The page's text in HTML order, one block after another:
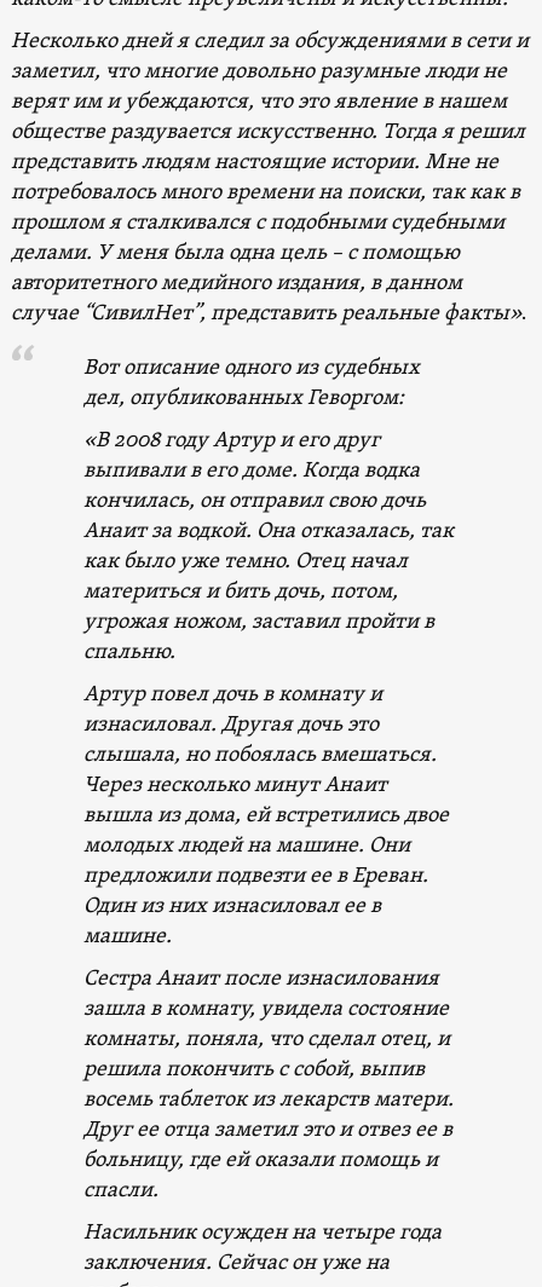
Несколько дней я следил за обсуждениями в сети и
заметил, что многие довольно разумные люди не
верят им и убеждаются, что это явление в нашем
обществе раздувается искусственно. Тогда я решил
представить людям настоящие истории. Мне не
потребовалось много времени на поиски, так как в
прошлом я сталкивался с подобными судебными
делами. У меня была одна цель – с помощью
авторитетного медийного издания, в данном
случае “СивилНет”, представить реальные факты».
Вот описание одного из судебных
дел, опубликованных Геворгом:
«В 2008 году Артур и его друг
выпивали в его доме. Когда водка
кончилась, он отправил свою дочь
Анаит за водкой. Она отказалась, так
как было уже темно. Отец начал
материться и бить дочь, потом,
угрожая ножом, заставил пройти в
спальню.
Артур повел дочь в комнату и
изнасиловал. Другая дочь это
слышала, но побоялась вмешаться.
Через несколько минут Анаит
вышла из дома, ей встретились двое
молодых людей на машине. Они
предложили подвезти ее в Ереван.
Один из них изнасиловал ее в
машине.
Сестра Анаит после изнасилования
зашла в комнату, увидела состояние
комнаты, поняла, что сделал отец, и
решила покончить с собой, выпив
восемь таблеток из лекарств матери.
Друг ее отца заметил это и отвез ее в
больницу, где ей оказали помощь и
спасли.
Насильник осужден на четыре года
заключения. Сейчас он уже на